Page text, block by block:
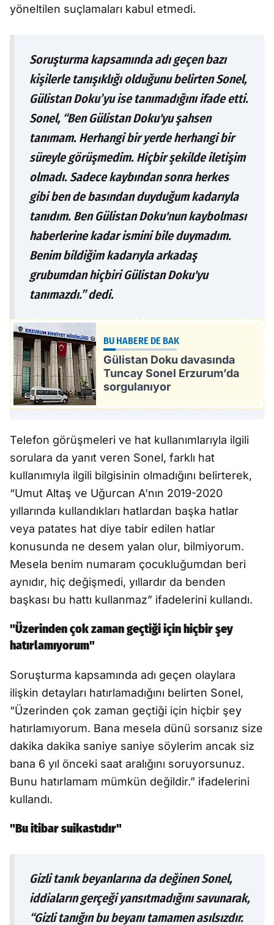
yöneltilen suçlamaları kabul etmedi.
Soruşturma kapsamında adı geçen bazı
kişilerle tanışıklığı olduğunu belirten Sonel,
Gülistan Doku’yu ise tanımadığını ifade etti.
Sonel, “Ben Gülistan Doku'yu şahsen
tanımam. Herhangi bir yerde herhangi bir
süreyle görüşmedim. Hiçbir şekilde iletişim
olmadı. Sadece kaybından sonra herkes
gibi ben de basından duyduğum kadarıyla
tanıdım. Ben Gülistan Doku'nun kaybolması
haberlerine kadar ismini bile duymadım.
Benim bildiğim kadarıyla arkadaş
grubumdan hiçbiri Gülistan Doku'yu
tanımazdı.” dedi.
BU HABERE DE BAK
Gülistan Doku davasında
Tuncay Sonel Erzurum’da
sorgulanıyor
Telefon görüşmeleri ve hat kullanımlarıyla ilgili
sorulara da yanıt veren Sonel, farklı hat
kullanımıyla ilgili bilgisinin olmadığını belirterek,
“Umut Altaş ve Uğurcan A'nın 2019-2020
yıllarında kullandıkları hatlardan başka hatlar
veya patates hat diye tabir edilen hatlar
konusunda ne desem yalan olur, bilmiyorum.
Mesela benim numaram çocukluğumdan beri
aynıdır, hiç değişmedi, yıllardır da benden
başkası bu hattı kullanmaz” ifadelerini kullandı.
"Üzerinden çok zaman geçtiği için hiçbir şey
hatırlamıyorum"
Soruşturma kapsamında adı geçen olaylara
ilişkin detayları hatırlamadığını belirten Sonel,
“Üzerinden çok zaman geçtiği için hiçbir şey
hatırlamıyorum. Bana mesela dünü sorsanız size
dakika dakika saniye saniye söylerim ancak siz
bana 6 yıl önceki saat aralığını soruyorsunuz.
Bunu hatırlamam mümkün değildir.” ifadelerini
kullandı.
"Bu itibar suikastıdır"
Gizli tanık beyanlarına da değinen Sonel,
iddiaların gerçeği yansıtmadığını savunarak,
“Gizli tanığın bu beyanı tamamen asılsızdır.